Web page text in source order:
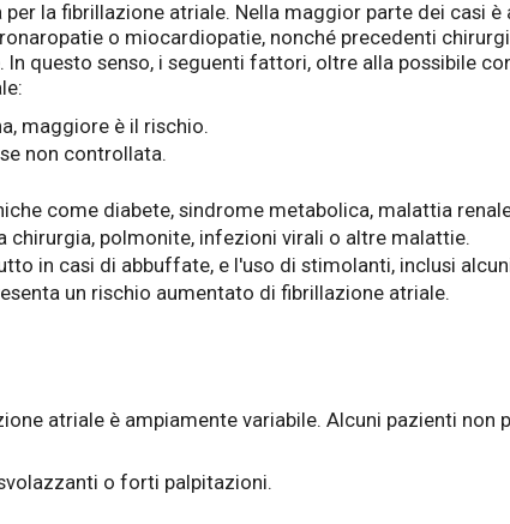
per la fibrillazione atriale. Nella maggior parte dei
o miocardiopatie, nonché precedenti
questo senso, i seguenti fattori, oltre alla possibile
maggiore è il rischio.
non controllata.
come diabete, sindrome metabolica, malattia
polmonite, infezioni virali o altre malattie.
in casi di abbuffate, e l'uso di stimolanti, inclusi
un rischio aumentato di fibrillazione atriale.
atriale è ampiamente variabile. Alcuni pazienti
o forti palpitazioni.